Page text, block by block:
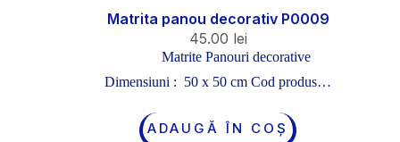
Matrita panou decorativ P0009
45.00 lei
Matrite Panouri decorative
Dimensiuni : 50 x 50 cm Cod produs…
ADAUGĂ ÎN COȘ